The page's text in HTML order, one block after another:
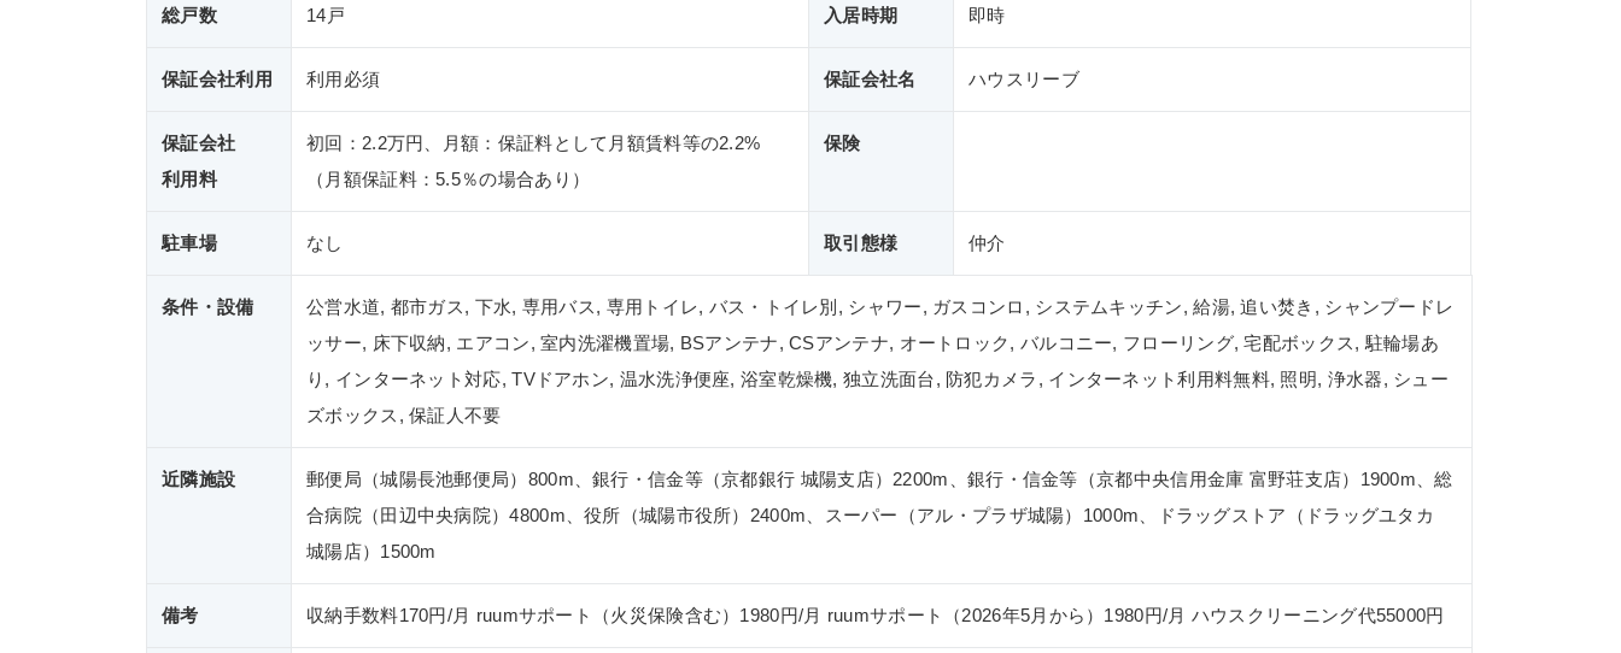
総戸数 14戸 入居時期 即時
保証会社利用 利用必須 保証会社名 ハウスリーブ
保証会社
利用料
初回：2.2万円、月額：保証料として月額賃料等の2.2%
（月額保証料：5.5％の場合あり）
保険
駐車場 なし 取引態様 仲介
条件・設備
公営水道, 都市ガス, 下水, 専用バス, 専用トイレ, バス・トイレ別, シャワー, ガスコンロ, システムキッチン, 給湯, 追い焚き, シャンプードレ
ッサー, 床下収納, エアコン, 室内洗濯機置場, BSアンテナ, CSアンテナ, オートロック, バルコニー, フローリング, 宅配ボックス, 駐輪場あ
り, インターネット対応, TVドアホン, 温水洗浄便座, 浴室乾燥機, 独立洗面台, 防犯カメラ, インターネット利用料無料, 照明, 浄水器, シュー
ズボックス, 保証人不要
近隣施設
郵便局（城陽長池郵便局）800m、銀行・信金等（京都銀行 城陽支店）2200m、銀行・信金等（京都中央信用金庫 富野荘支店）1900m、総
合病院（田辺中央病院）4800m、役所（城陽市役所）2400m、スーパー（アル・プラザ城陽）1000m、ドラッグストア（ドラッグユタカ
城陽店）1500m
備考 収納手数料170円/月 ruumサポート（火災保険含む）1980円/月 ruumサポート（2026年5月から）1980円/月 ハウスクリーニング代55000円